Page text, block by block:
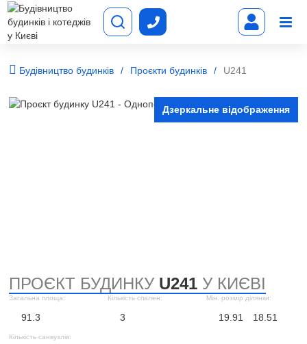
Будівництво будинків Проєкти будинків U241
Дзеркальне відображення
ПРОЄКТ БУДИНКУ U241 У КИЄВІ
Загальна площа:
91.3
Кількість спален:
3
Мін. розмір ділянки:
19.91 18.51
Кількість санвузлів: